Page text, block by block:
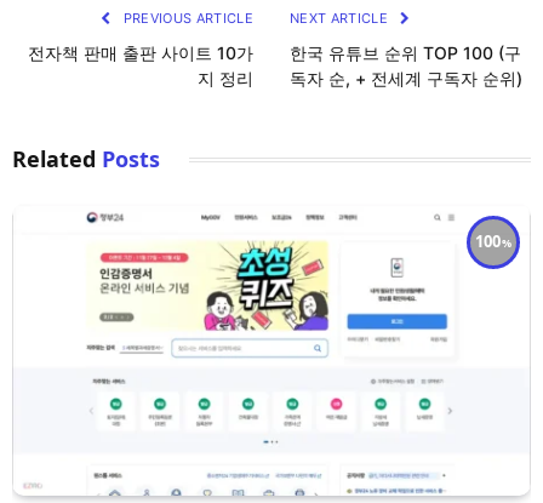
PREVIOUS ARTICLE
전자책 판매 출판 사이트 10가
지 정리
NEXT ARTICLE
한국 유튜브 순위 TOP 100 (구
독자 순, + 전세계 구독자 순위)
Related Posts
100